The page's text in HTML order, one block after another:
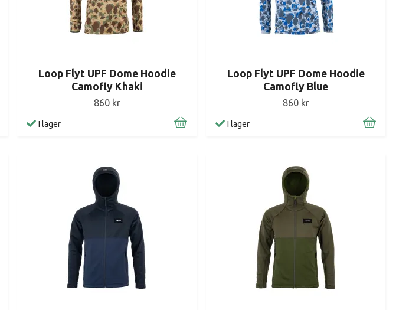
Loop Flyt UPF Dome Hoodie
Camofly Khaki
860 kr
I lager
Loop Flyt UPF Dome Hoodie
Camofly Blue
860 kr
I lager